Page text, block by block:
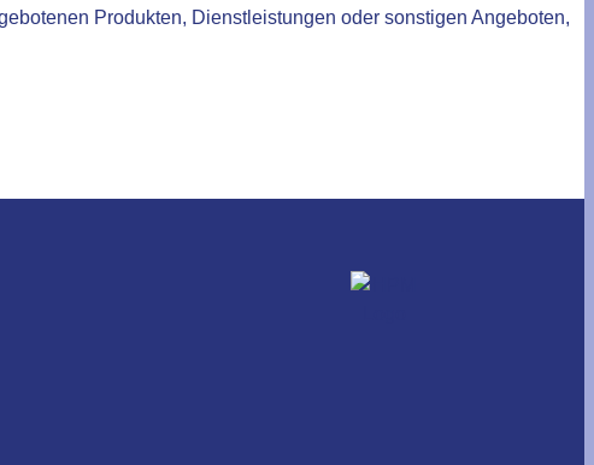
Produkten, Dienstleistungen oder sonstigen Angeboten,